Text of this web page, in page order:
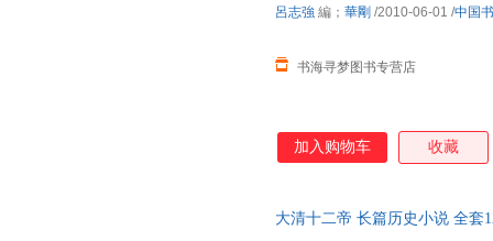
书海寻梦图书专营店
呂志強 編； 華剛 /2010-06-01 /中国
加入购物车 收藏
大清十二帝 长篇历史小说 全套